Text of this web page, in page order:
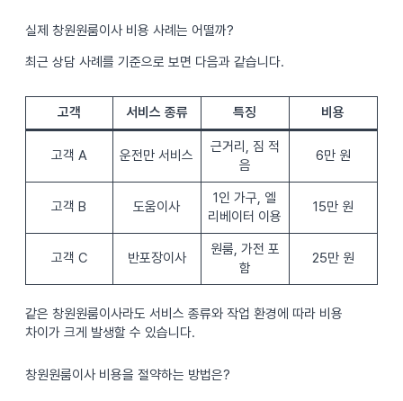
실제 창원원룸이사 비용 사례는 어떨까?
최근 상담 사례를 기준으로 보면 다음과 같습니다.
고객 서비스 종류 특징 비용
고객 A 운전만 서비스
근거리, 짐 적
음
6만 원
고객 B 도움이사
1인 가구, 엘
리베이터 이용
15만 원
고객 C 반포장이사
원룸, 가전 포
함
25만 원
같은 창원원룸이사라도 서비스 종류와 작업 환경에 따라 비용
차이가 크게 발생할 수 있습니다.
창원원룸이사 비용을 절약하는 방법은?